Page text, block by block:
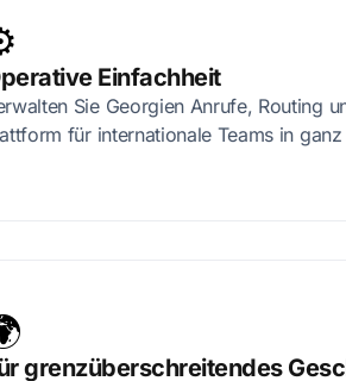
Einfachheit
Sie Georgien Anrufe, Routing
für internationale Teams in
grenzüberschreitendes